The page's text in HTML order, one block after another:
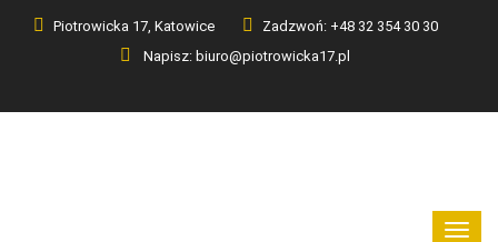
Piotrowicka 17, Katowice
Zadzwoń: +48 32 354 30 30
Napisz: biuro@piotrowicka17.pl